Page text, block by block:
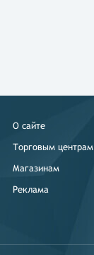
О сайте
Торговым центрам
Магазинам
Реклама